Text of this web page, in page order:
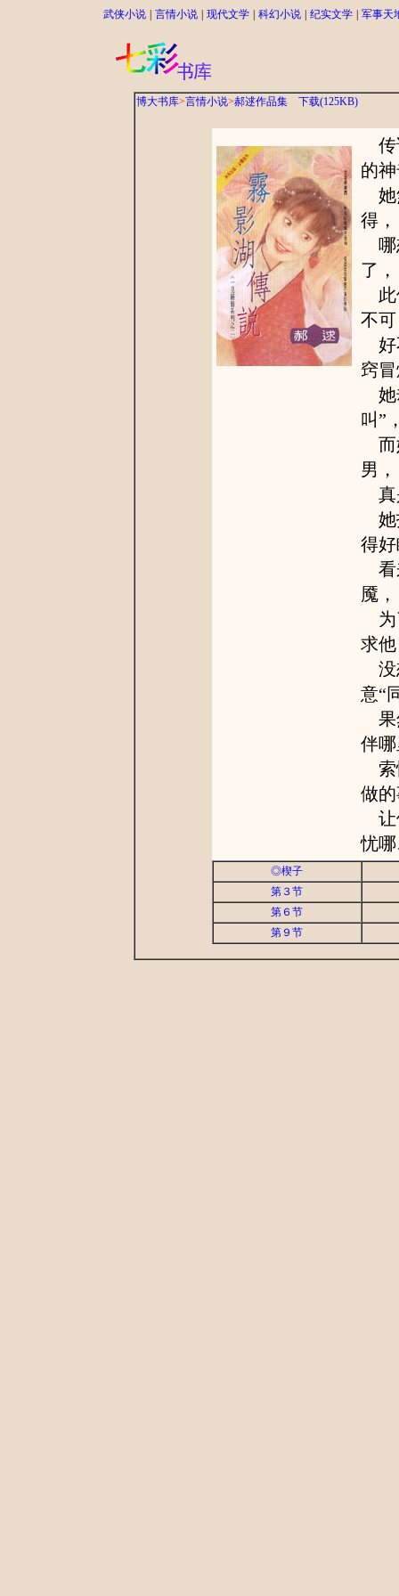
武侠小说 言情小说 现代文学 科幻小说 纪实文学 军事天
博大书库>言情小说>郝逑作品集 下载(125KB)
传
的
她
得，
哪
了，
此
不
好
窍
她
叫”
而
男，
真
她
得
看
魇，
为
求
没
意“
果
伴
索
做
让
忧
◎楔子
第３节
第６节
第９节